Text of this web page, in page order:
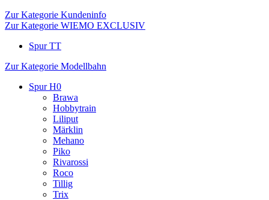
Zur Kategorie Kundeninfo
Zur Kategorie WIEMO EXCLUSIV
Spur TT
Zur Kategorie Modellbahn
Spur H0
Brawa
Hobbytrain
Liliput
Märklin
Mehano
Piko
Rivarossi
Roco
Tillig
Trix